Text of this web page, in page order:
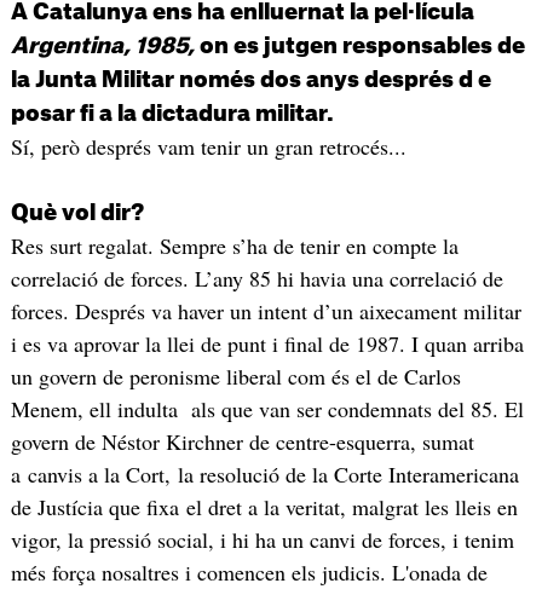
A Catalunya ens ha enlluernat la pel·lícula
Argentina, 1985,on es jutgen responsables de
la Junta Militar només dos anys després d e
posar fi a la dictadura militar.
Sí, però després vam tenir un gran retrocés...
Què vol dir?
Res surt regalat. Sempre s’ha de tenir en compte la
correlació de forces. L’any 85 hi havia una correlació de
forces. Després va haver un intent d’un aixecament militar
i es va aprovar la llei de punt i final de 1987. I quan arriba
un govern de peronisme liberal com és el de Carlos
Menem, ell indulta als que van ser condemnats del 85. El
govern de Néstor Kirchner de centre-esquerra, sumat
a canvis a la Cort, la resolució de la Corte Interamericana
de Justícia que fixa el dret a la veritat, malgrat les lleis en
vigor, la pressió social, i hi ha un canvi de forces, i tenim
més força nosaltres i comencen els judicis. L'onada de